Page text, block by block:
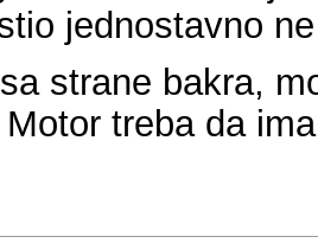
jednostavno
strane bakra,
treba da